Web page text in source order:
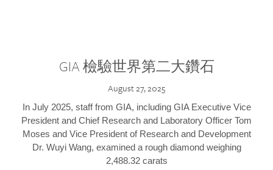
GIA 檢驗世界第二大鑽石
August 27, 2025
In July 2025, staff from GIA, including GIA Executive Vice
President and Chief Research and Laboratory Officer Tom
Moses and Vice President of Research and Development
Dr. Wuyi Wang, examined a rough diamond weighing
2,488.32 carats